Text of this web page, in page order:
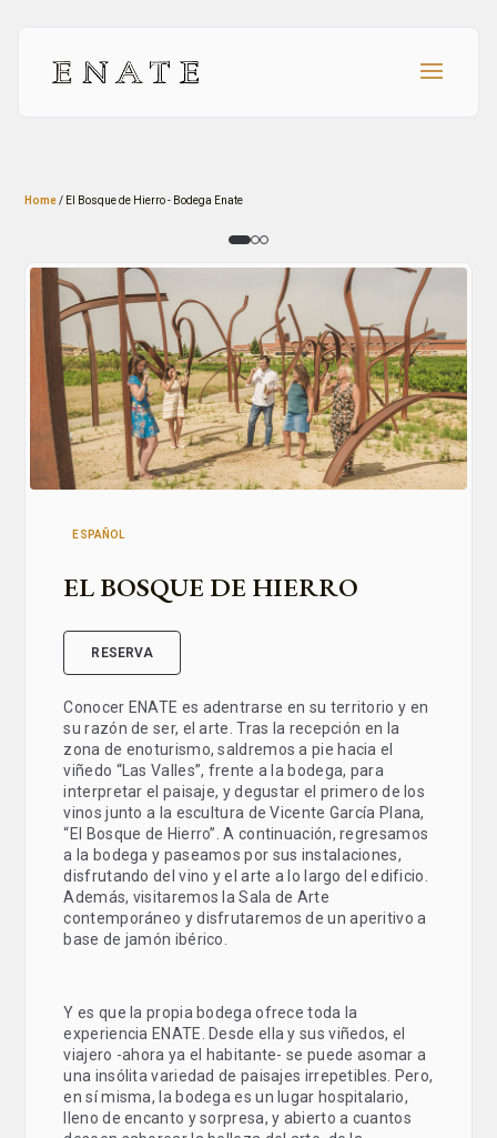
Home/ El Bosque de Hierro - Bodega Enate
ESPAÑOL
EL BOSQUE DE HIERRO
RESERVA
Conocer ENATE es adentrarse en su territorio y en
su razón de ser, el arte. Tras la recepción en la
zona de enoturismo, saldremos a pie hacia el
viñedo “Las Valles”, frente a la bodega, para
interpretar el paisaje, y degustar el primero de los
vinos junto a la escultura de Vicente García Plana,
“El Bosque de Hierro”. A continuación, regresamos
a la bodega y paseamos por sus instalaciones,
disfrutando del vino y el arte a lo largo del edificio.
Además, visitaremos la Sala de Arte
contemporáneo y disfrutaremos de un aperitivo a
base de jamón ibérico.
Y es que la propia bodega ofrece toda la
experiencia ENATE. Desde ella y sus viñedos, el
viajero -ahora ya el habitante- se puede asomar a
una insólita variedad de paisajes irrepetibles. Pero,
en sí misma, la bodega es un lugar hospitalario,
lleno de encanto y sorpresa, y abierto a cuantos